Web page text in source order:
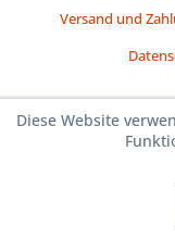
Versand und
Diese Website